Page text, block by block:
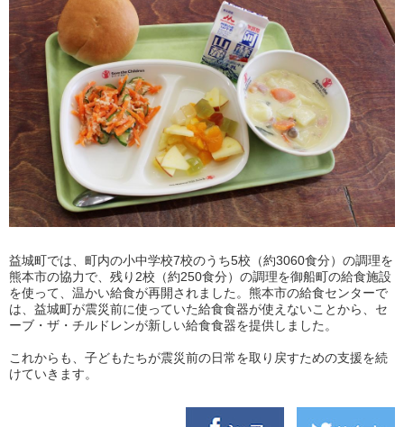
益城町では、町内の小中学校7校のうち5校（約3060食分）の調理を
熊本市の協力で、残り2校（約250食分）の調理を御船町の給食施設
を使って、温かい給食が再開されました。熊本市の給食センターで
は、益城町が震災前に使っていた給食食器が使えないことから、セ
ーブ・ザ・チルドレンが新しい給食食器を提供しました。
これからも、子どもたちが震災前の日常を取り戻すための支援を続
けていきます。